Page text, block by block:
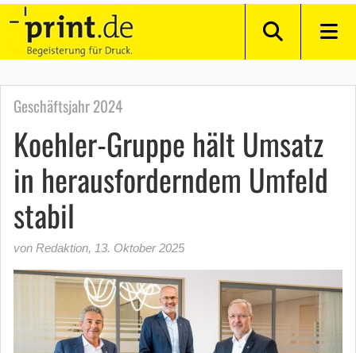
Geschäftsjahr 2024
Koehler-Gruppe hält Umsatz
in herausforderndem Umfeld
stabil
von Redaktion, 13. Oktober 2025